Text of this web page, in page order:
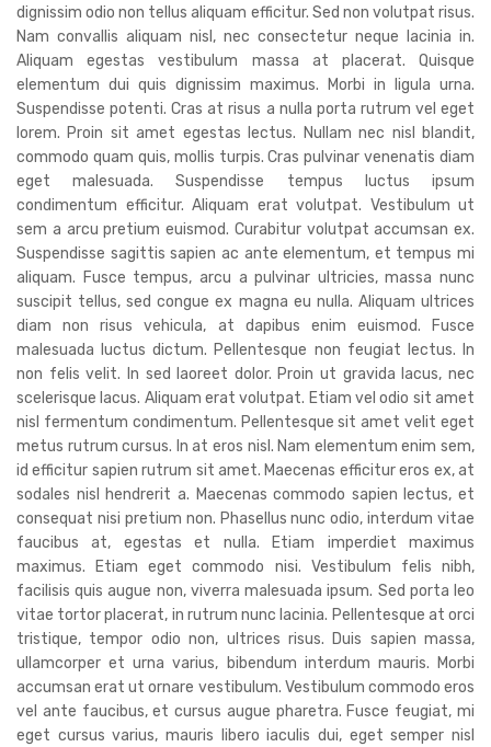
dignissim odio non tellus aliquam efficitur. Sed non volutpat risus.
Nam convallis aliquam nisl, nec consectetur neque lacinia in.
Aliquam egestas vestibulum massa at placerat. Quisque
elementum dui quis dignissim maximus. Morbi in ligula urna.
Suspendisse potenti. Cras at risus a nulla porta rutrum vel eget
lorem. Proin sit amet egestas lectus. Nullam nec nisl blandit,
commodo quam quis, mollis turpis. Cras pulvinar venenatis diam
eget malesuada. Suspendisse tempus luctus ipsum
condimentum efficitur. Aliquam erat volutpat. Vestibulum ut
sem a arcu pretium euismod. Curabitur volutpat accumsan ex.
Suspendisse sagittis sapien ac ante elementum, et tempus mi
aliquam. Fusce tempus, arcu a pulvinar ultricies, massa nunc
suscipit tellus, sed congue ex magna eu nulla. Aliquam ultrices
diam non risus vehicula, at dapibus enim euismod. Fusce
malesuada luctus dictum. Pellentesque non feugiat lectus. In
non felis velit. In sed laoreet dolor. Proin ut gravida lacus, nec
scelerisque lacus. Aliquam erat volutpat. Etiam vel odio sit amet
nisl fermentum condimentum. Pellentesque sit amet velit eget
metus rutrum cursus. In at eros nisl. Nam elementum enim sem,
id efficitur sapien rutrum sit amet. Maecenas efficitur eros ex, at
sodales nisl hendrerit a. Maecenas commodo sapien lectus, et
consequat nisi pretium non. Phasellus nunc odio, interdum vitae
faucibus at, egestas et nulla. Etiam imperdiet maximus
maximus. Etiam eget commodo nisi. Vestibulum felis nibh,
facilisis quis augue non, viverra malesuada ipsum. Sed porta leo
vitae tortor placerat, in rutrum nunc lacinia. Pellentesque at orci
tristique, tempor odio non, ultrices risus. Duis sapien massa,
ullamcorper et urna varius, bibendum interdum mauris. Morbi
accumsan erat ut ornare vestibulum. Vestibulum commodo eros
vel ante faucibus, et cursus augue pharetra. Fusce feugiat, mi
eget cursus varius, mauris libero iaculis dui, eget semper nisl